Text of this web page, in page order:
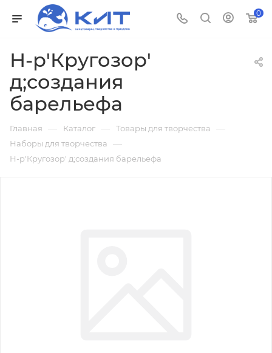
0
Н-р'Кругозор'
д;создания
барельефа
Главная — Каталог — Товары для творчества —
Наборы для творчества —
Н-р'Кругозор' д;создания барельефа